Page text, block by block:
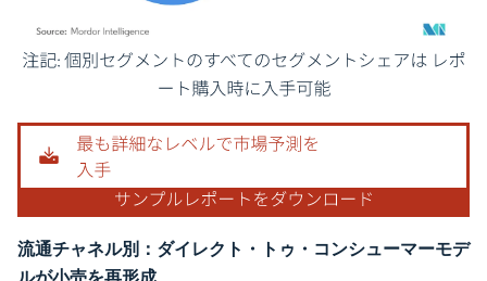
画像 © Mordor Intelligence。再利用にはCC BY 4.0の表示が必要です。
流通チャネル別：ダイレクト・トゥ・コンシューマーモデ
ルが小売を再形成